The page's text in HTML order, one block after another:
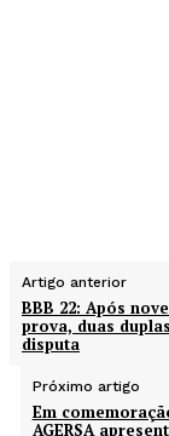
Artigo anterior
BBB 22: Após
prova, duas
disputa
Próximo artigo
Em
AGERSA